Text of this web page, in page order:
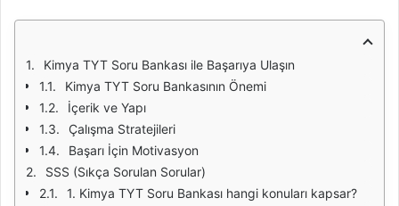
Kimya TYT Soru Bankası ile Başarıya Ulaşın
Kimya TYT Soru Bankasının Önemi
İçerik ve Yapı
Çalışma Stratejileri
Başarı İçin Motivasyon
SSS (Sıkça Sorulan Sorular)
1. Kimya TYT Soru Bankası hangi konuları kapsar?